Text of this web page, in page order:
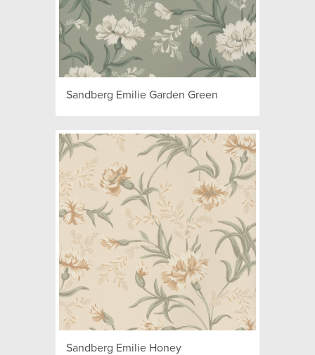
Sandberg Emilie Garden Green
Sandberg Emilie Honey